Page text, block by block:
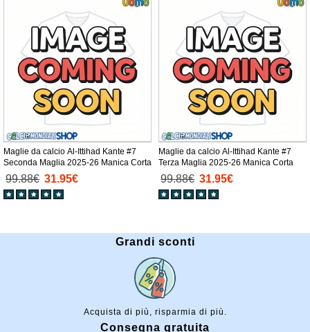
Maglie da calcio Al-Ittihad Kante #7
Seconda Maglia 2025-26 Manica Corta
99.88€ 31.95€
Maglie da calcio Al-Ittihad Kante #7
Terza Maglia 2025-26 Manica Corta
99.88€ 31.95€
Grandi sconti
Acquista di più, risparmia di più.
Consegna gratuita